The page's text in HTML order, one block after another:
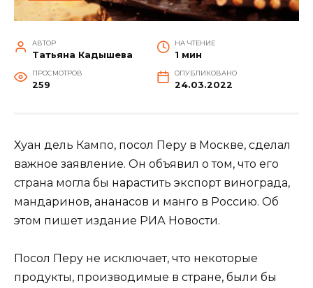
АВТОР
Татьяна Кадышева
НА ЧТЕНИЕ
1 мин
ПРОСМОТРОВ
259
ОПУБЛИКОВАНО
24.03.2022
Хуан дель Кампо, посол Перу в Москве, сделал
важное заявление. Он объявил о том, что его
страна могла бы нарастить экспорт винограда,
мандаринов, ананасов и манго в Россию. Об
этом пишет издание РИА Новости.
Посол Перу не исключает, что некоторые
продукты, производимые в стране, были бы